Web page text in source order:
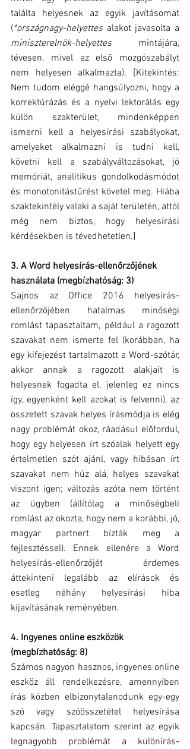
találta helyesnek az egyik javításomat
(*országnagy-helyettes
miniszterelnök-helyettes mintájára,
tévesen, mivel az első mozgószabályt
nem helyesen alkalmazta). [Kitekintés:
Nem tudom eléggé hangsúlyozni, hogy a
korrektúrázás és a nyelvi lektorálás egy
külön szakterület, mindenképpen
ismerni kell a helyesírási szabályokat,
amelyeket alkalmazni is tudni kell,
követni kell a szabályváltozásokat, jó
memóriát, analitikus gondolkodásmódot
és monotonitástűrést követel meg. Hiába
szaktekintély valaki a saját területén, attól
még nem biztos, hogy helyesírási
kérdésekben is tévedhetetlen.]
3. A Word helyesírás-ellenőrzőjének
használata (megbízhatóság: 3)
Sajnos az Office 2016 helyesírás-
ellenőrzőjében hatalmas minőségi
romlást tapasztaltam, például a ragozott
szavakat nem ismerte fel (korábban, ha
egy kifejezést tartalmazott a Word-szótár,
akkor annak a ragozott alakjait is
helyesnek fogadta el, jelenleg ez nincs
így, egyenként kell azokat is felvenni), az
összetett szavak helyes írásmódja is elég
nagy problémát okoz, ráadásul előfordul,
hogy egy helyesen írt szóalak helyett egy
értelmetlen szót ajánl, vagy hibásan írt
szavakat nem húz alá, helyes szavakat
viszont igen; változás azóta nem történt
az ügyben (állítólag a minőségbeli
romlást az okozta, hogy nem a korábbi, jó,
magyar partnert bízták meg a
fejlesztéssel). Ennek ellenére a Word
helyesírás-ellenőrzőjét érdemes
áttekinteni legalább az elírások és
esetleg néhány helyesírási hiba
kijavításának reményében.
4. Ingyenes online eszközök
(megbízhatóság: 8)
Számos nagyon hasznos, ingyenes online
eszköz áll rendelkezésre, amennyiben
írás közben elbizonytalanodunk egy-egy
szó vagy szóösszetétel helyesírása
kapcsán. Tapasztalatom szerint az egyik
legnagyobb problémát a különírás-